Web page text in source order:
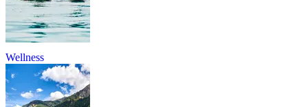
Wellness